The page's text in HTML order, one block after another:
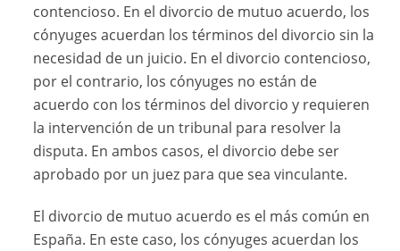
contencioso. En el divorcio de mutuo acuerdo, los
cónyuges acuerdan los términos del divorcio sin la
necesidad de un juicio. En el divorcio contencioso,
por el contrario, los cónyuges no están de
acuerdo con los términos del divorcio y requieren
la intervención de un tribunal para resolver la
disputa. En ambos casos, el divorcio debe ser
aprobado por un juez para que sea vinculante.
El divorcio de mutuo acuerdo es el más común en
España. En este caso, los cónyuges acuerdan los